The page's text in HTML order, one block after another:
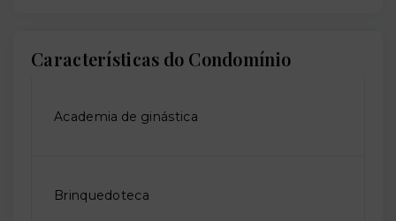
Características do Condomínio
Academia de ginástica
Brinquedoteca